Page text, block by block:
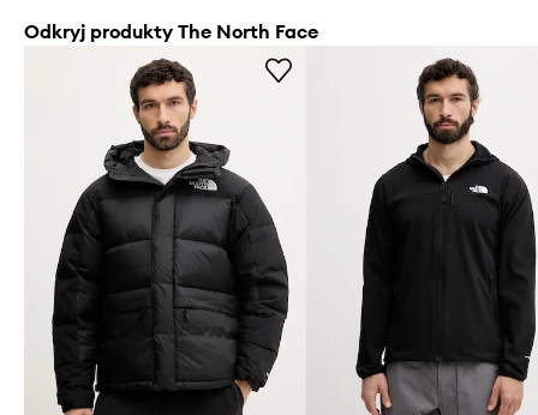
Odkryj produkty The North Face